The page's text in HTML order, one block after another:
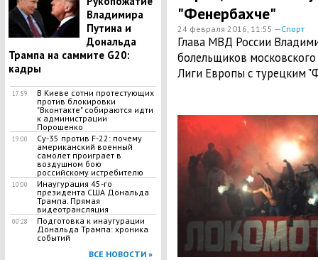
Владимира
Путина и
Дональда
Трампа на саммите G20:
кадры
17:59
В Киеве сотни протестующих
против блокировки
"Вконтакте" собираются идти
к администрации
Порошенко
19:00
Су-35 против F-22: почему
американский военный
самолет проиграет в
воздушном бою
российскому истребителю
10:00
Инаугурация 45-го
президента США Дональда
Трампа. Прямая
видеотрансляция
00:28
Подготовка к инаугурации
Дональда Трампа: хроника
событий
ВСЕ НОВОСТИ »
"Фенербахче"
24 февраля 2016, 11:55 —Спорт
​Глава МВД России
болельщиков
Лиги Европы с турецким